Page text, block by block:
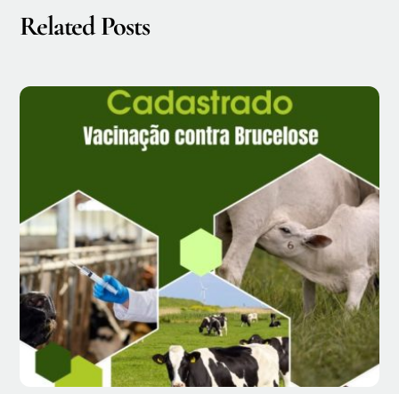
Related Posts